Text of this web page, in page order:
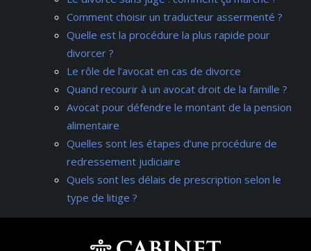
Comment choisir un traducteur assermenté ?
Quelle est la procédure la plus rapide pour
divorcer ?
Le rôle de l’avocat en cas de divorce
Quand recourir à un avocat droit de la famille ?
Avocat pour défendre le montant de la pension
alimentaire
Quelles sont les étapes d’une procédure de
redressement judiciaire
Quels sont les délais de prescription selon le
type de litige ?